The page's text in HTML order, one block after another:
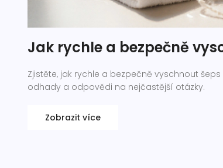
Jak rychle a bezpečně
Zjistěte, jak rychle a bezpečně vyschnout
odhady a odpovědi na nejčastější otázky.
Zobrazit více